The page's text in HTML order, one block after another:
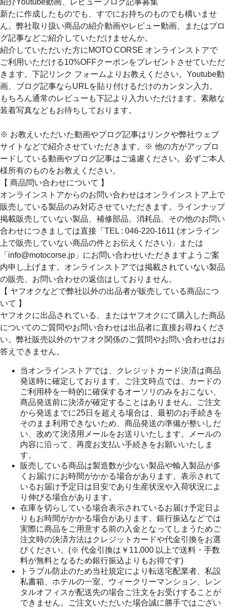
紹介Youtube動画、レビューブログ記事募集
新たに作成したものでも、すでにお持ちのものでも構いませ
ん。弊社取り扱い商品の紹介動画やレビュー動画、またはブロ
グ記事などご紹介していただけませんか。
紹介していただいた方にMOTO CORSE オンラインストアで
ご利用いただける10%OFFクーポンをプレゼントさせていただ
きます。下記リンク フォームよりお教えください。Youtube動
画、ブログ記事ならURLを貼り付けるだけのカンタン入力。
もちろん通常のレビューも下記より入力いただけます。素敵な
装着写真などもお待ちしております。
※ お教えいただいた動画やブログ記事はリンクや弊社ウェブ
サイトなどで紹介させていただきます。※ 他の方がアップロ
ードしている動画やブログ記事はご遠慮ください。必ずご本人
様所有のものをお教えください。
【 商品問い合わせについて 】
オンラインストアからのお問い合わせはオンラインストア上で
販売している製品のみ対応させていただきます。ラインナップ
掲載販売していない製品、補修部品、消耗品、その他のお問い
合わせにつきましては直接「TEL : 046-220-1611 (オンライン
上で販売していない商品の件とお伝えください)」または
「info@motocorse.jp」にお問い合わせいただきますようご案
内申し上げます。オンラインストアでは掲載されていない製品
の販売、お問い合わせの返信はしておりません。
【 ヤフオクなどで弊社以外の出品者が販売している商品につ
いて 】
ヤフオクに出品されている、またはヤフオクにて購入した商品
についてのご質問やお問い合わせは出品者に直接お尋ねくださ
い。弊社販売以外のヤフオク関係のご質問やお問い合わせはお
答えできません。
当オンラインストアでは、クレジットカード決済は商品
発送時に確定しております。ご注文時点では、カードの
ご利用枠を一時的に確保するオーソリのみをおこない、
商品発送前に決済が確定することはありません。ご注文
から発送までに25日を超える場合は、最初のお手続きを
そのまま利用できないため、商品発送の準備が整いしだ
い、改めて決済用メールをお送りいたします。メールの
内容に沿って、再度お支払い手続きをお願いいたしま
す。
販売している商品は製造数が少ない製品や輸入製品が多
くお届けにお時間がかかる場合があります。表示されて
いるお届け予定日は目安であり生産状況や入荷状況によ
り伸びる場合があります。
在庫を切らしている場合表示されているお届け予定日よ
りもお時間がかかる場合があります。銀行振込などでは
実際に商品をご用意する前の入金となってしまうためご
注文時の決済方法はクレジットカードや代金引換をお選
びください。(※ 代金引換は￥11,000 以上で送料・手数
料が無料となるため銀行振込よりもお得です)
トラブル防止のため当社規定により転送宅配業者、私設
私書箱、ホテルの一室、ウィークリーマンション、レン
タルオフィスが配送先の場合ご注文をお受けすることが
できません。ご注文いただいた場合誠に勝手ではござい